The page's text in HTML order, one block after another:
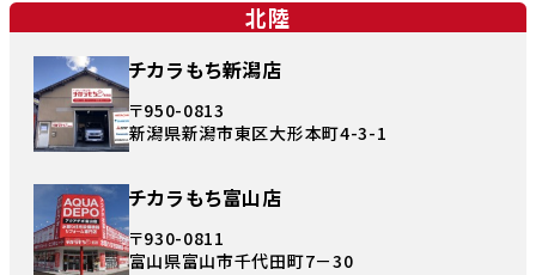
北陸
チカラもち新潟店
〒950-0813
新潟県新潟市東区大形本町4-3-1
チカラもち富山店
〒930-0811
富山県富山市千代田町7－30